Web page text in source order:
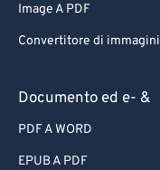
Image A PDF
Convertitore di immagini
Documento ed e- &
PDF A WORD
EPUB A PDF